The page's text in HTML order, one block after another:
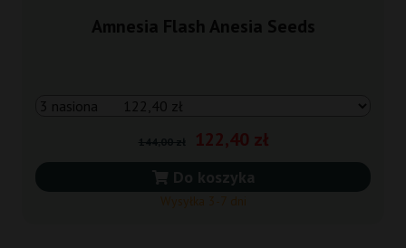
Amnesia Flash Anesia Seeds
122,40 zł
Do koszyka
Wysyłka 3-7 dni